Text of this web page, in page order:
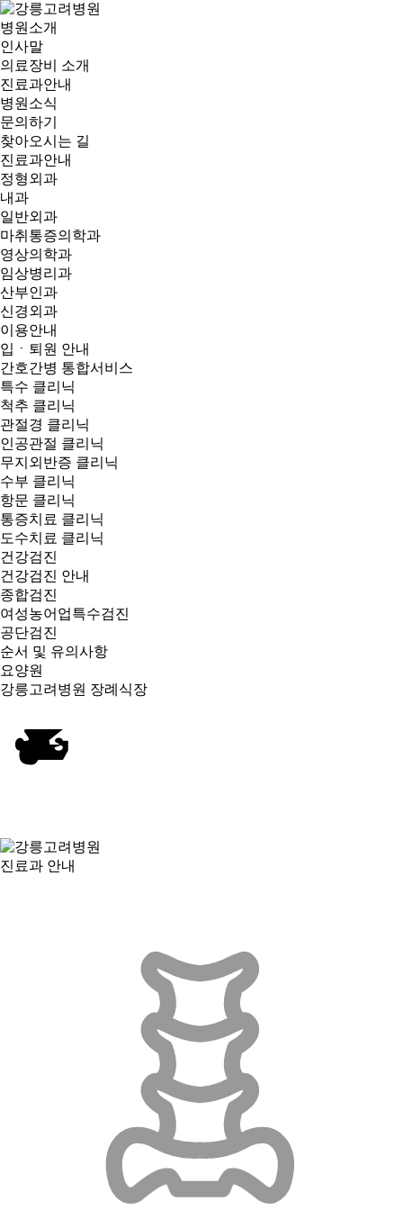
병원소개
인사말
의료장비 소개
진료과안내
병원소식
문의하기
찾아오시는 길
진료과안내
정형외과
내과
일반외과
마취통증의학과
영상의학과
임상병리과
산부인과
신경외과
이용안내
입ㆍ퇴원 안내
간호간병 통합서비스
특수 클리닉
척추 클리닉
관절경 클리닉
인공관절 클리닉
무지외반증 클리닉
수부 클리닉
항문 클리닉
통증치료 클리닉
도수치료 클리닉
건강검진
건강검진 안내
종합검진
여성농어업특수검진
공단검진
순서 및 유의사항
요양원
강릉고려병원 장례식장
진료과 안내